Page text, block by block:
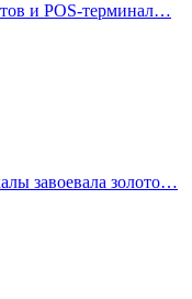
и POS-терминал…
завоевала золото…